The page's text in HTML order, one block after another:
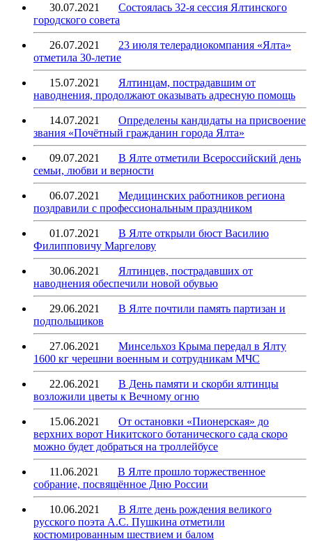
30.07.2021
Состоялась 32-я сессия Ялтинского
городского совета
26.07.2021
23 июля телерадиокомпания «Ялта»
отметила 30-летие
15.07.2021
Ялтинцам, пострадавшим от
наводнения, продолжают оказывать адресную помощь
14.07.2021
Определены кандидаты на присвоение
звания «Почётный гражданин города Ялта»
09.07.2021
В Ялте отметили Всероссийский день
семьи, любви и верности
06.07.2021
Медицинских работников региона
поздравили с профессиональным праздником
01.07.2021
В Ялте открыли бюст Василию
Филипповичу Маргелову
30.06.2021
Ялтинцев, пострадавших от
наводнения обеспечили новой обувью
29.06.2021
В Ялте почтили память партизан и
подпольщиков
27.06.2021
Минсельхоз Крыма передал в Ялту
1600 кг черешни военным и сотрудникам МЧС
22.06.2021
В День памяти и скорби ялтинцы
возложили цветы к Вечному огню
15.06.2021
От остановки «Пионерская» до
верхних ворот Никитского ботанического сада скоро
можно будет добраться на троллейбусе
11.06.2021
В Ялте прошло торжественное
собрание, посвящённое Дню России
10.06.2021
В Ялте день рождения великого
русского поэта А.С. Пушкина отметили
костюмированным шествием и балом